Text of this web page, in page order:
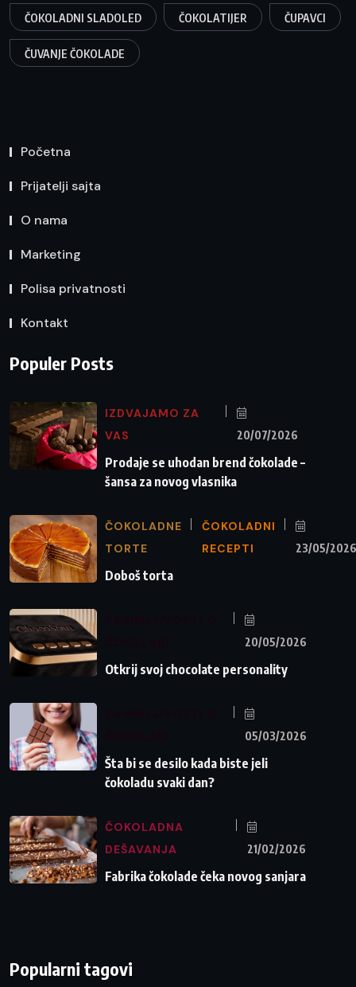
ČOKOLADNI SLADOLED ČOKOLATIJER ČUPAVCI
ČUVANJE ČOKOLADE
Početna
Prijatelji sajta
O nama
Marketing
Polisa privatnosti
Kontakt
Populer Posts
IZDVAJAMO ZA
VAS
20/07/2026
Prodaje se uhodan brend čokolade –
šansa za novog vlasnika
ČOKOLADNE
TORTE
ČOKOLADNI
RECEPTI
23/05/2026
Doboš torta
20/05/2026
Otkrij svoj chocolate personality
05/03/2026
Šta bi se desilo kada biste jeli
čokoladu svaki dan?
ČOKOLADNA
DEŠAVANJA
21/02/2026
Fabrika čokolade čeka novog sanjara
Popularni tagovi